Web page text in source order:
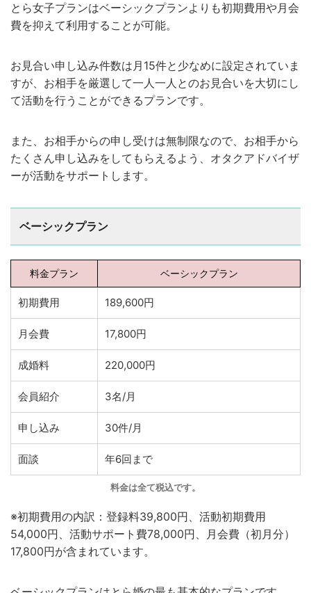
とら女子プランはベーシックプランよりも初期費用や月会
費を抑えて利用することが可能。
お見合い申し込み件数は月15件と少なめに設定されていま
すが、お相手を厳選して一人一人とのお見合いを大切にし
て活動を行うことができるプランです。
また、お相手からの申し受けは無制限なので、お相手から
たくさん申し込みをしてもらえるよう、オタクアドバイザ
ーが活動をサポートします。
ベーシックプラン
料金プラン ベーシックプラン
初期費用 189,600円
月会費 17,800円
成婚料 220,000円
会員紹介 3名/月
申し込み 30件/月
面談 年6回まで
料金は全て税込です。
※初期費用の内訳：登録料39,800円、活動初期費用
54,000円、活動サポート費78,000円、月会費（初月分）
17,800円が含まれています。